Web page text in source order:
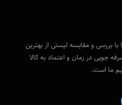
بررسی و مقایسه لیستی از بهترین
جویی در زمان و اعتماد به کالا
ما است.